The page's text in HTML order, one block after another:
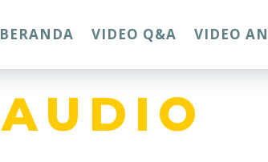
BERANDA VIDEO Q&A VIDEO
AUDIO